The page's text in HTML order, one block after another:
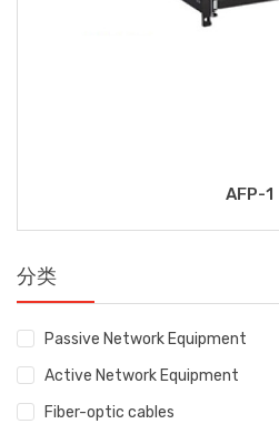
AFP-1
分类
Passive Network Equipment
Active Network Equipment
Fiber-optic cables